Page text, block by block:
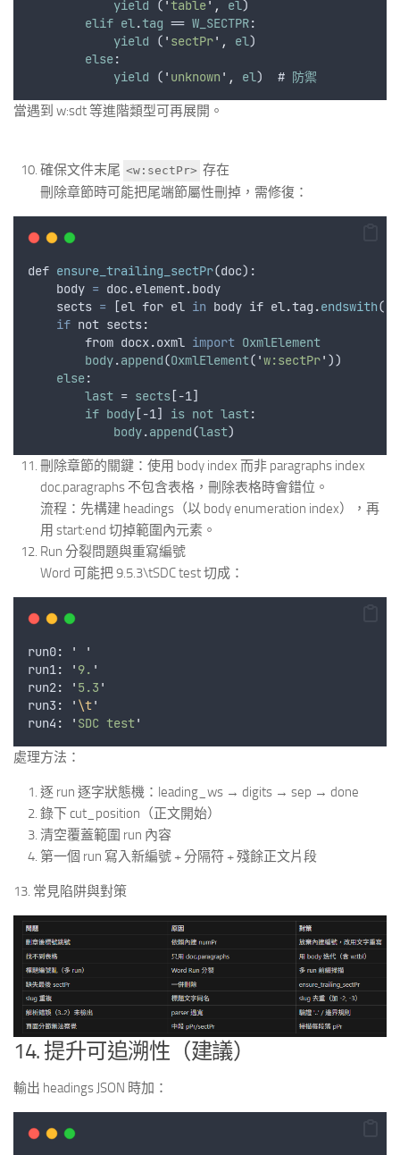
yield ( 'table' , el)
elif el.tag == W_SECTPR:
yield ( ' sectPr' , el)
else:
yield ( ' unknown ' , el)  # 防禦
當遇到 w:sdt 等進階類型可再展開。
確保文件末尾 <w:sectPr> 存在
刪除章節時可能把尾端節屬性刪掉，需修復：
def ensure_trailing_sectPr(doc):
body = doc .element.body
sects = [el for el in body if el.tag .endswith(
if not sects:
from docx.oxml import OxmlElement
body.append(OxmlElement( 'w:sectPr' ))
else:
last = sects [-1]
if body [-1] is not last:
body.append(last)
刪除章節的關鍵：使用 body index 而非 paragraphs index
doc.paragraphs 不包含表格，刪除表格時會錯位。
流程：先構建 headings（以 body enumeration index），再
用 start:end 切掉範圍內元素。
Run 分裂問題與重寫編號
Word 可能把 9.5.3\tSDC test 切成：
run0: '
'
run1: ' 9. '
run2: ' 5.3 '
run3 : ' \t'
run4 : ' SDC test'
處理方法：
逐 run 逐字狀態機：leading_ws → digits → sep → done
錄下 cut_position（正文開始）
清空覆蓋範圍 run 內容
第一個 run 寫入新編號 + 分隔符 + 殘餘正文片段
13. 常見陷阱與對策
14. 提升可追溯性（建議）
輸出 headings JSON 時加：